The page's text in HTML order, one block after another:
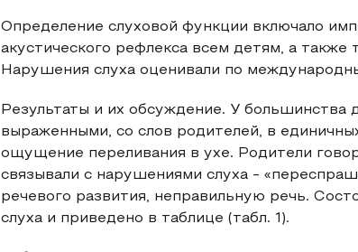
Определение слуховой функции включало
акустического рефлекса всем детям, а
Нарушения слуха оценивали по
Результаты и их обсуждение. У
выраженными, со слов родителей, в
ощущение переливания в ухе. Родители
связывали с нарушениями слуха -
речевого развития, неправильную речь.
слуха и приведено в таблице (табл. 1).